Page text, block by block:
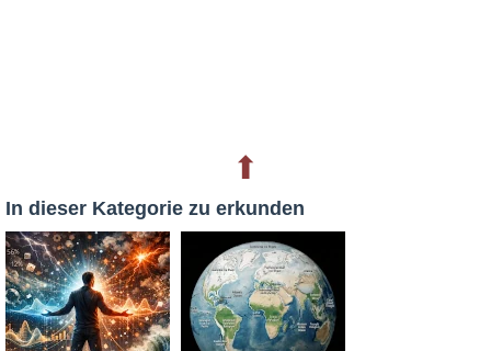
⬆
In dieser Kategorie zu erkunden